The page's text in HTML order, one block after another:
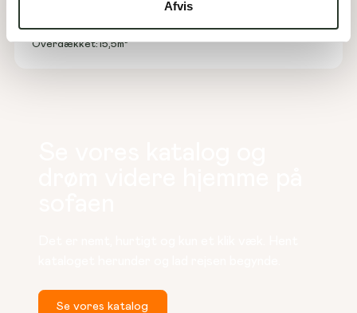
Afvis
Garage:60m²
Overdækket:15,5m²
Se vores katalog